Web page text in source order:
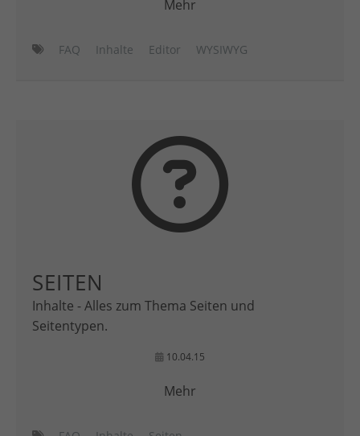
Mehr
FAQ Inhalte Editor WYSIWYG
SEITEN
Inhalte - Alles zum Thema Seiten und
Seitentypen.
10.04.15
Mehr